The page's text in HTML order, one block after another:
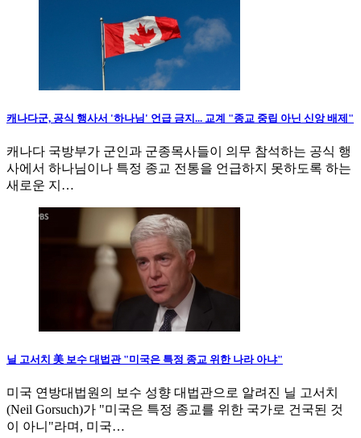
캐나다군, 공식 행사서 '하나님' 언급 금지... 교계 "종교 중립 아닌 신앙 배제"
캐나다 국방부가 군인과 군종목사들이 의무 참석하는 공식 행
사에서 하나님이나 특정 종교 전통을 언급하지 못하도록 하는
새로운 지…
닐 고서치 美 보수 대법관 "미국은 특정 종교 위한 나라 아냐"
미국 연방대법원의 보수 성향 대법관으로 알려진 닐 고서치
(Neil Gorsuch)가 "미국은 특정 종교를 위한 국가로 건국된 것
이 아니"라며, 미국…